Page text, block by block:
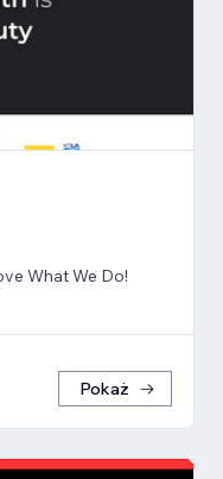
What We Do!
Pokaż